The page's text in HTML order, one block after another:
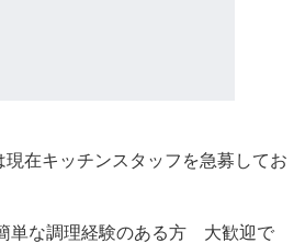
在キッチンスタッフを急募してお
単な調理経験のある方 大歓迎で